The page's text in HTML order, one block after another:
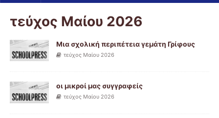
τεύχος Μαίου 2026
Μια σχολική περιπέτεια γεμάτη Γρίφους
τεύχος Μαίου 2026
οι μικροί μας συγγραφείς
τεύχος Μαίου 2026